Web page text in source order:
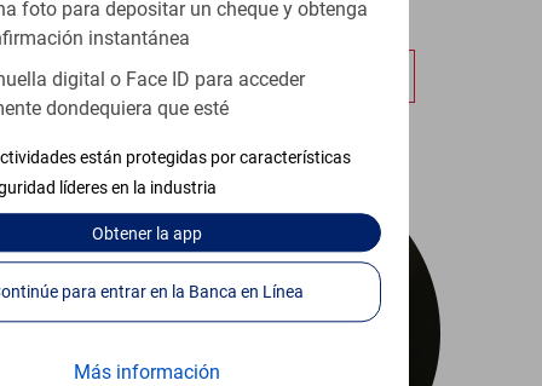
foto para depositar un cheque y obtenga
instantánea
digital o Face ID para acceder
dondequiera que esté
están protegidas por características
líderes en la industria
Obtenerla app
Continúe para entrar en la Banca en Línea
Más información
cualquier lugar.
Obtener más información